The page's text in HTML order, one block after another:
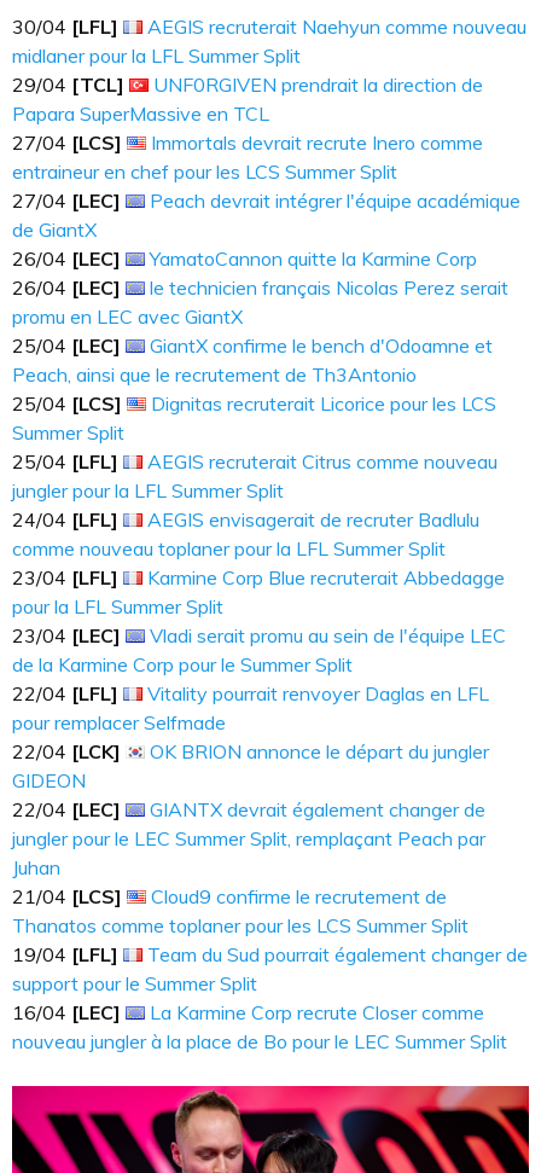
30​​​/04 [LFL]
AEGIS recruterait Naehyun comme nouveau
midlaner pour la LFL Summer Split
29​​​/04 [TCL]
UNF0RGIVEN prendrait la direction de
Papara SuperMassive en TCL
27​​​/04 [LCS]
Immortals devrait recrute Inero comme
entraineur en chef pour les LCS Summer Split
27​​​/04 [LEC]
Peach devrait intégrer l'équipe académique
de GiantX
26​​​/04 [LEC]
YamatoCannon quitte la Karmine Corp
26​​​/04 [LEC]
le technicien français Nicolas Perez serait
promu en LEC avec GiantX
25​​​/04 [LEC]
GiantX confirme le bench d'Odoamne et
Peach, ainsi que le recrutement de Th3Antonio
25​​​/04 [LCS]
Dignitas recruterait Licorice pour les LCS
Summer Split
25​​​/04 [LFL]
AEGIS recruterait Citrus comme nouveau
jungler pour la LFL Summer Split
24​​​/04 [LFL]
AEGIS envisagerait de recruter Badlulu
comme nouveau toplaner pour la LFL Summer Split
23​​​/04 [LFL]
Karmine Corp Blue recruterait Abbedagge
pour la LFL Summer Split
23​​​/04 [LEC]
Vladi serait promu au sein de l'équipe LEC
de la Karmine Corp pour le Summer Split
22​​​/04 [LFL]
Vitality pourrait renvoyer Daglas en LFL
pour remplacer Selfmade
22​​​/04 [LCK]
OK BRION annonce le départ du jungler
GIDEON
22​​​/04 [LEC]
GIANTX devrait également changer de
jungler pour le LEC Summer Split, remplaçant Peach par
Juhan
21​​​/04 [LCS]
Cloud9 confirme le recrutement de
Thanatos comme toplaner pour les LCS Summer Split
19​​​/04 [LFL]
Team du Sud pourrait également changer de
support pour le Summer Split
16​​​/04 [LEC]
La Karmine Corp recrute Closer comme
nouveau jungler à la place de Bo pour le LEC Summer Split